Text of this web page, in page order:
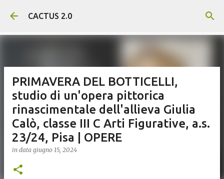
Passa ai contenuti principali
CACTUS 2.0
PRIMAVERA DEL BOTTICELLI,
studio di un'opera pittorica
rinascimentale dell'allieva Giulia
Calò, classe III C Arti Figurative, a.s.
23/24, Pisa | OPERE
in data giugno 15, 2024